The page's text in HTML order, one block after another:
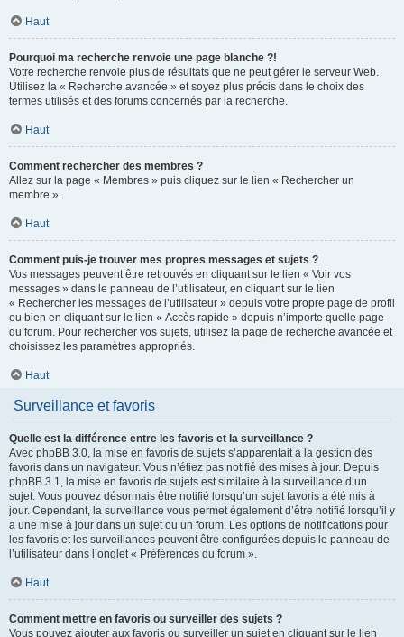
Haut
Pourquoi ma recherche renvoie une page blanche ?!
Votre recherche renvoie plus de résultats que ne peut gérer le serveur Web.
Utilisez la « Recherche avancée » et soyez plus précis dans le choix des
termes utilisés et des forums concernés par la recherche.
Haut
Comment rechercher des membres ?
Allez sur la page « Membres » puis cliquez sur le lien « Rechercher un
membre ».
Haut
Comment puis-je trouver mes propres messages et sujets ?
Vos messages peuvent être retrouvés en cliquant sur le lien « Voir vos
messages » dans le panneau de l’utilisateur, en cliquant sur le lien
« Rechercher les messages de l’utilisateur » depuis votre propre page de profil
ou bien en cliquant sur le lien « Accès rapide » depuis n’importe quelle page
du forum. Pour rechercher vos sujets, utilisez la page de recherche avancée et
choisissez les paramètres appropriés.
Haut
Surveillance et favoris
Quelle est la différence entre les favoris et la surveillance ?
Avec phpBB 3.0, la mise en favoris de sujets s’apparentait à la gestion des
favoris dans un navigateur. Vous n’étiez pas notifié des mises à jour. Depuis
phpBB 3.1, la mise en favoris de sujets est similaire à la surveillance d’un
sujet. Vous pouvez désormais être notifié lorsqu’un sujet favoris a été mis à
jour. Cependant, la surveillance vous permet également d’être notifié lorsqu’il y
a une mise à jour dans un sujet ou un forum. Les options de notifications pour
les favoris et les surveillances peuvent être configurées depuis le panneau de
l’utilisateur dans l’onglet « Préférences du forum ».
Haut
Comment mettre en favoris ou surveiller des sujets ?
Vous pouvez ajouter aux favoris ou surveiller un sujet en cliquant sur le lien